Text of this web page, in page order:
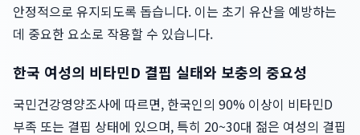
안정적으로 유지되도록 돕습니다. 이는 초기 유산을 예방하는
데 중요한 요소로 작용할 수 있습니다.
한국 여성의 비타민D 결핍 실태와 보충의 중요성
국민건강영양조사에 따르면, 한국인의 90% 이상이 비타민D
부족 또는 결핍 상태에 있으며, 특히 20~30대 젊은 여성의 결핍